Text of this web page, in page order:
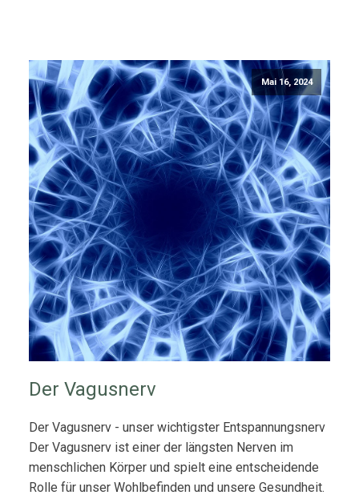
Mai 16, 2024
Der Vagusnerv
Der Vagusnerv - unser wichtigster Entspannungsnerv
Der Vagusnerv ist einer der längsten Nerven im
menschlichen Körper und spielt eine entscheidende
Rolle für unser Wohlbefinden und unsere Gesundheit.